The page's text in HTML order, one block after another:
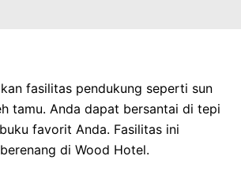
fasilitas pendukung seperti sun
tamu. Anda dapat bersantai di tepi
favorit Anda. Fasilitas ini
di Wood Hotel.